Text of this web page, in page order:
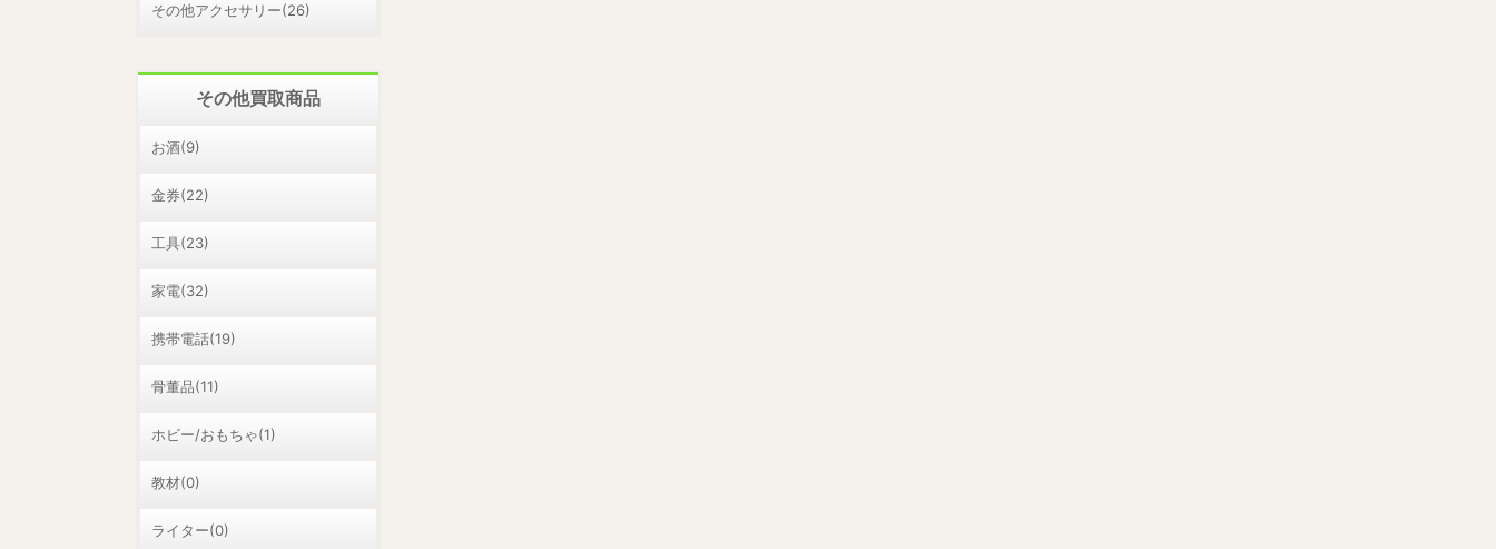
その他アクセサリー(26)
その他買取商品
お酒(9)
金券(22)
工具(23)
家電(32)
携帯電話(19)
骨董品(11)
ホビー/おもちゃ(1)
教材(0)
ライター(0)